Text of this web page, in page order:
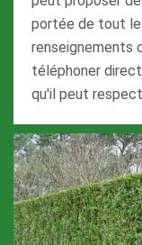
portée de tout le
renseignements
téléphoner
qu'il peut